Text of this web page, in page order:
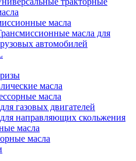
масла
масла для
автомобилей
масла
масла
газовых двигателей
направляющих скольжения
масла
масла